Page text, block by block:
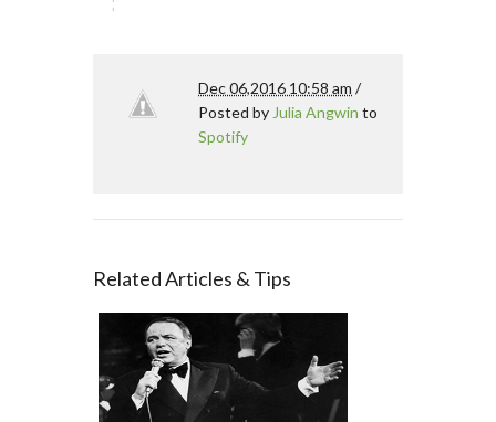
Dec 06,2016 10:58 am /
Posted by Julia Angwin to
Spotify
Related Articles & Tips